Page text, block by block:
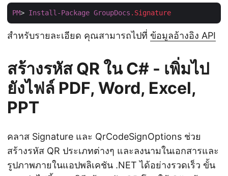
PM> Install-Package GroupDocs .Signature
สำหรับรายละเอียด คุณสามารถไปที่ ข้อมูลอ้างอิง API
สร้างรหัส QR ใน C# - เพิ่มไป
ยังไฟล์ PDF, Word, Excel,
PPT
คลาส Signature และ QrCodeSignOptions ช่วย
สร้างรหัส QR ประเภทต่างๆ และลงนามในเอกสารและ
รูปภาพภายในแอปพลิเคชัน .NET ได้อย่างรวดเร็ว ขั้น